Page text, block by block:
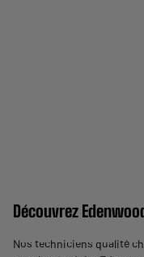
Découvrez
Nos techniciens qualité